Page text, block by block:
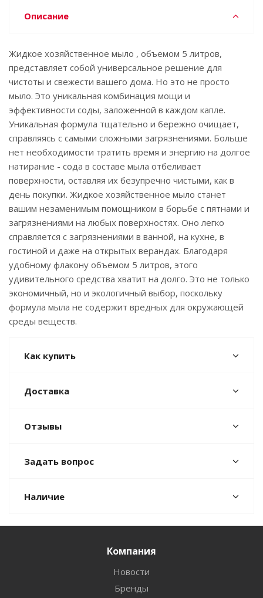
Описание
Жидкое хозяйственное мыло , объемом 5 литров,
представляет собой универсальное решение для
чистоты и свежести вашего дома. Но это не просто
мыло. Это уникальная комбинация мощи и
эффективности соды, заложенной в каждом капле.
Уникальная формула тщательно и бережно очищает,
справляясь с самыми сложными загрязнениями. Больше
нет необходимости тратить время и энергию на долгое
натирание - сода в составе мыла отбеливает
поверхности, оставляя их безупречно чистыми, как в
день покупки. Жидкое хозяйственное мыло станет
вашим незаменимым помощником в борьбе с пятнами и
загрязнениями на любых поверхностях. Оно легко
справляется с загрязнениями в ванной, на кухне, в
гостиной и даже на открытых верандах. Благодаря
удобному флакону объемом 5 литров, этого
удивительного средства хватит на долго. Это не только
экономичный, но и экологичный выбор, поскольку
формула мыла не содержит вредных для окружающей
среды веществ.
Как купить
Доставка
Отзывы
Задать вопрос
Наличие
Компания
Новости
Бренды